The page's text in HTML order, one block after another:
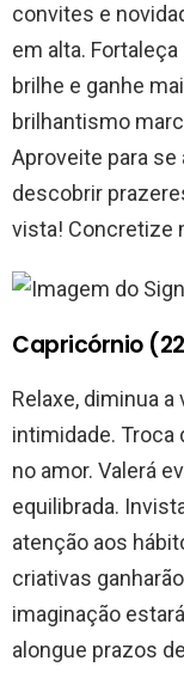
convites e
em alta.
brilhe e ganhe
brilhantismo
Aproveite para
descobrir
vista! Concretize
Capricórnio
Relaxe, diminua
intimidade. Troca
no amor. Valerá
equilibrada.
atenção aos
criativas
imaginação
alongue prazos